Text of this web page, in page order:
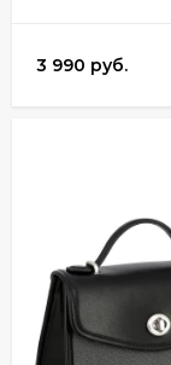
3 990 руб.